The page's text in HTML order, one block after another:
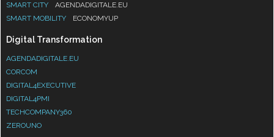
SMART CITY
AGENDADIGITALE.EU
SMART MOBILITY
ECONOMYUP
Digital Transformation
AGENDADIGITALE.EU
CORCOM
DIGITAL4EXECUTIVE
DIGITAL4PMI
TECHCOMPANY360
ZEROUNO